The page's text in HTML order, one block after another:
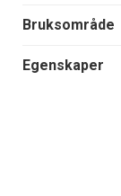
Bruksområde
Egenskaper